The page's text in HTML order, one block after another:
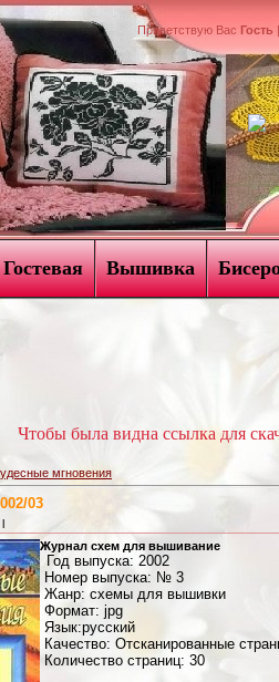
Приветствую Вас Гость
Гостевая Вышивка
Чтобы была видна ссылка для
мгновения
03
l
Журнал схем для вышивание
Год выпуска: 2002
Номер выпуска: № 3
Жанр: схемы для вышивки
Формат: jpg
Язык:русский
Качество: Отсканированные
Количество страниц: 30